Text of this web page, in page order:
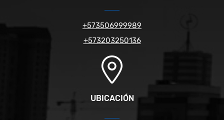
+573506999989
+573203250136
UBICACIÓN